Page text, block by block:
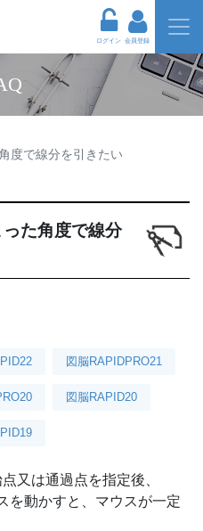
ログイン 会員登録
度で線分を引きたい
た角度で線分
図脳RAPIDPRO21
図脳RAPID20
又は通過点を指定後、
を動かすと、マウスが一定